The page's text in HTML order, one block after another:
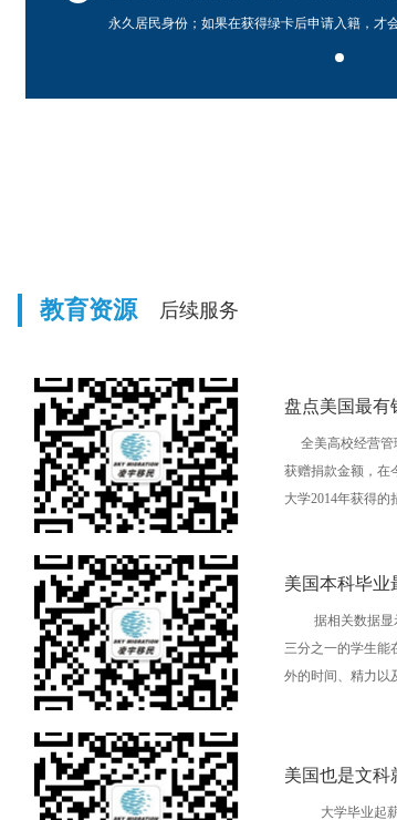
永久居民身份；如果在获得绿卡后申请入籍，才
美国新移民局长上任第一招！
教育资源 后续服务
盘点美国最有
全美高校经营管
获赠捐款金额，在
大学2014年获得的
美国本科毕业
据相关数据显示
三分之一的学生能
外的时间、精力以
美国也是文科